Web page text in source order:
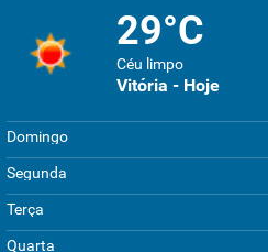
29°C
Céu limpo
Vitória - Hoje
Domingo
Segunda
Terça
Quarta